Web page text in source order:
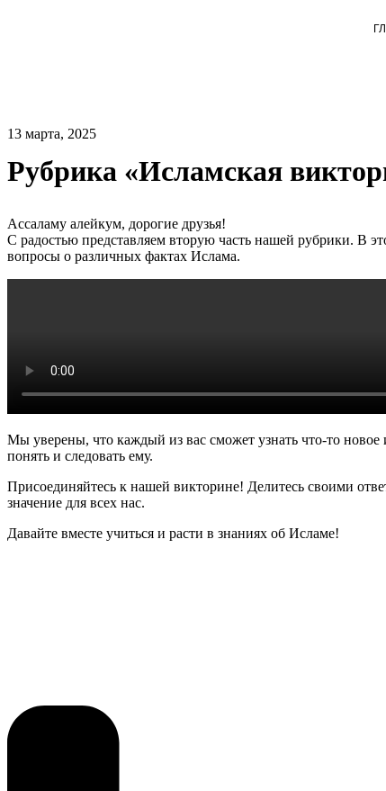
13 марта, 2025
Рубрика «Исламская
Ассаламу алейкум, дорогие друзья!
С радостью представляем вторую часть нашей рубрики. В
вопросы о различных фактах Ислама.
Мы уверены, что каждый из вас сможет узнать что-то
понять и следовать ему.
Присоединяйтесь к нашей викторине! Делитесь своими
значение для всех нас.
Давайте вместе учиться и расти в знаниях об Исламе!